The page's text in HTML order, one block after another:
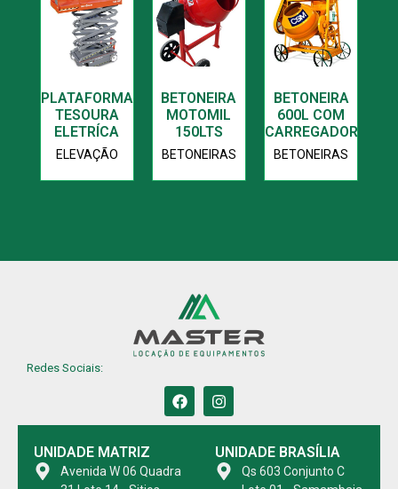
PLATAFORMA
TESOURA
ELETRÍCA
ELEVAÇÃO
BETONEIRA
MOTOMIL
150LTS
BETONEIRAS
BETONEIRA
600L COM
CARREGADOR
BETONEIRAS
Redes Sociais:
UNIDADE MATRIZ
Avenida W 06 Quadra
UNIDADE BRASÍLIA
Qs 603 Conjunto C